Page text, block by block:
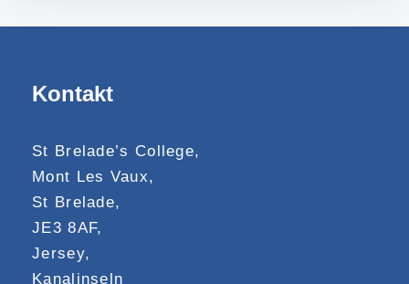
Kontakt
St Brelade’s College,
Mont Les Vaux,
St Brelade,
JE3 8AF,
Jersey,
Kanalinseln